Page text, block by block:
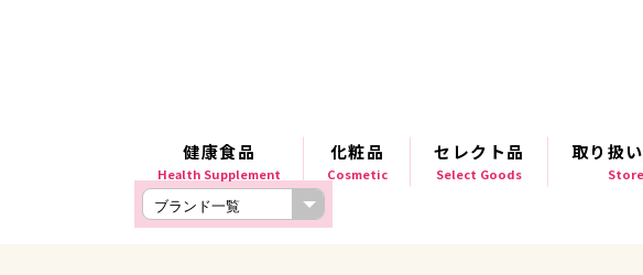
健康食品
Health Supplement
化粧品
Cosmetic
セレクト品
Select Goods
取り扱
Store